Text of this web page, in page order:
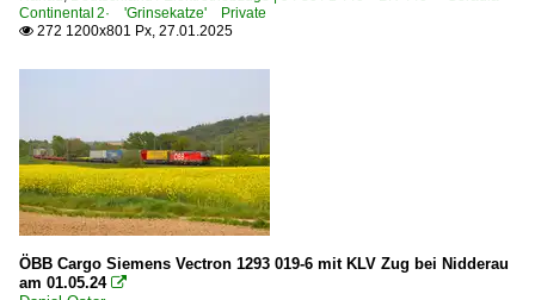
Continental 2· 'Grinsekatze' Private
 272 1200x801 Px, 27.01.2025
ÖBB Cargo Siemens Vectron 1293 019-6 mit KLV Zug bei Nidderau
am 01.05.24 